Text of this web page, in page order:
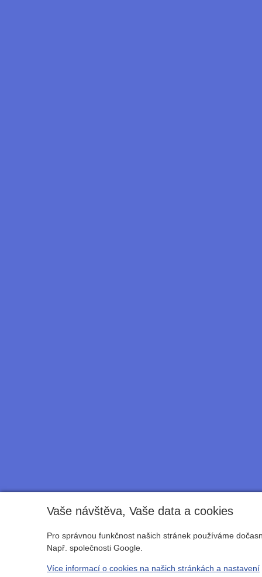
Vaše návštěva, Vaše data a cookies
Pro správnou funkčnost našich stránek používáme
Např. společnosti Google.
Více informací o cookies na našich stránkách a nastavení